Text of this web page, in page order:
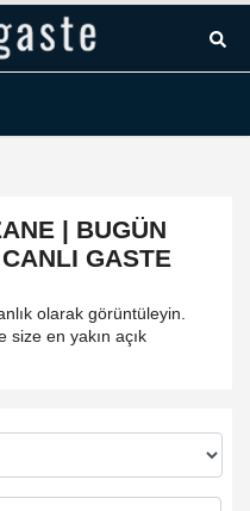
| BUGÜN
GASTE
olarak görüntüleyin.
en yakın açık